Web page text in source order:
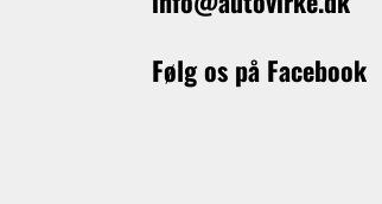
Følg os på Facebook